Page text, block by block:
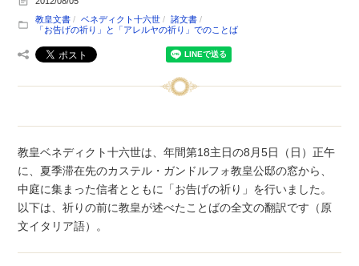
教皇文書
ベネディクト十六世
諸文書
「お告げの祈り」と「アレルヤの祈り」でのことば
教皇ベネディクト十六世は、年間第18主日の8月5日（日）正午
に、夏季滞在先のカステル・ガンドルフォ教皇公邸の窓から、
中庭に集まった信者とともに「お告げの祈り」を行いました。
以下は、祈りの前に教皇が述べたことばの全文の翻訳です（原
文イタリア語）。